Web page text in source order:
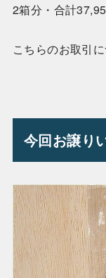
2箱分・合計
こちらのお取引
今回お譲り